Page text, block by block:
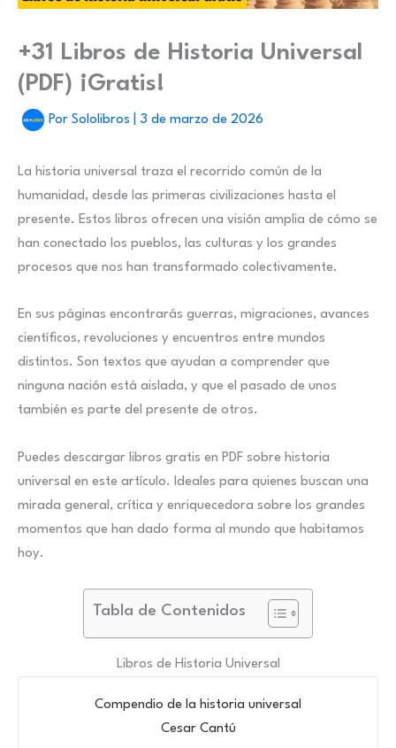
+31 Libros de Historia Universal
(PDF) ¡Gratis!
Por Sololibros 3 de marzo de 2026
La historia universal traza el recorrido común de la
humanidad, desde las primeras civilizaciones hasta el
presente. Estos libros ofrecen una visión amplia de cómo se
han conectado los pueblos, las culturas y los grandes
procesos que nos han transformado colectivamente.
En sus páginas encontrarás guerras, migraciones, avances
científicos, revoluciones y encuentros entre mundos
distintos. Son textos que ayudan a comprender que
ninguna nación está aislada, y que el pasado de unos
también es parte del presente de otros.
Puedes descargar libros gratis en PDF sobre historia
universal en este artículo. Ideales para quienes buscan una
mirada general, crítica y enriquecedora sobre los grandes
momentos que han dado forma al mundo que habitamos
hoy.
Tabla de Contenidos
Libros de Historia Universal
Compendio de la historia universal
Cesar Cantú